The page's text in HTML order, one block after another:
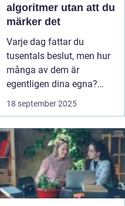
algoritmer utan att du
märker det
Varje dag fattar du
tusentals beslut, men hur
många av dem är
egentligen dina egna?
Bakom...
18 september 2025